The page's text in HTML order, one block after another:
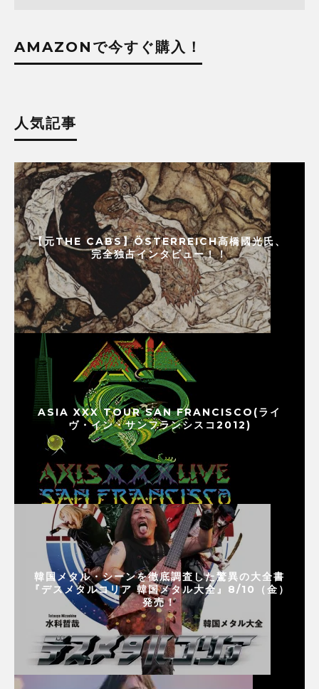
AMAZONで今すぐ購入！
人気記事
【元THE CABS】ÖSTERREICH高橋國光氏、
完全独占インタビュー！！
ASIA XXX TOUR SAN FRANCISCO(ライ
ヴ・イン・サンフランシスコ2012)
韓国メタル・シーンを徹底調査した驚異の大全書
『デスメタルコリア 韓国メタル大全』8/10（金）
発売！